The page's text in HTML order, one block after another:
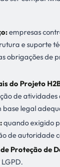
empresas
e suporte
obrigações de
do Projeto
de
base legal
quando exigido
de autoridade
Proteção de